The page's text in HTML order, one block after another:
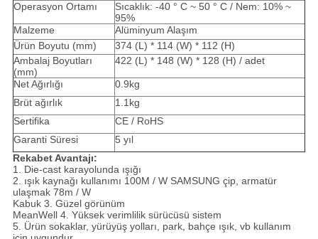
Operasyon Ortamı
Sıcaklık: -40 ° C ~ 50 ° C / Nem: 10% ~
95%
Malzeme
Alüminyum Alaşım
Ürün Boyutu (mm)
374 (L) * 114 (W) * 112 (H)
Ambalaj Boyutları
(mm)
422 (L) * 148 (W) * 128 (H) / adet
Net Ağırlığı
0.9kg
Brüt ağırlık
1.1kg
Sertifika
CE / RoHS
Garanti Süresi
5 yıl
Rekabet Avantajı:
1. Die-cast karayolunda ışığı
2. ışık kaynağı kullanımı 100M / W SAMSUNG çip, armatür
ulaşmak 78m / W
Kabuk 3. Güzel görünüm
MeanWell 4. Yüksek verimlilik sürücüsü sistem
5. Ürün sokaklar, yürüyüş yolları, park, bahçe ışık, vb kullanım